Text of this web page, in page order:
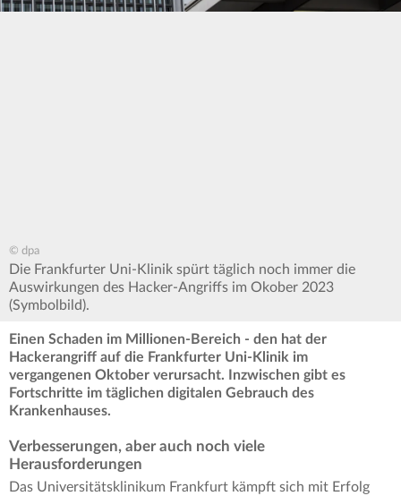
© dpa
Die Frankfurter Uni-Klinik spürt täglich noch immer die
Auswirkungen des Hacker-Angriffs im Okober 2023
(Symbolbild).
Einen Schaden im Millionen-Bereich - den hat der
Hackerangriff auf die Frankfurter Uni-Klinik im
vergangenen Oktober verursacht. Inzwischen gibt es
Fortschritte im täglichen digitalen Gebrauch des
Krankenhauses.
Verbesserungen, aber auch noch viele
Herausforderungen
Das Universitätsklinikum Frankfurt kämpft sich mit Erfolg